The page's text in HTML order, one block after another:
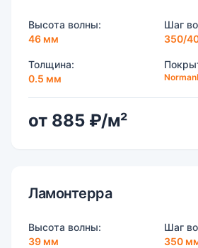
Высота волны:
46 мм
Шаг
350/
Толщина:
0.5 мм
от 885 ₽/м²
Ламонтерра
Высота волны:
39 мм
Шаг
350